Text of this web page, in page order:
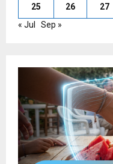
25 26 27
« Jul
Sep »